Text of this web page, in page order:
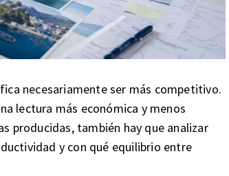
necesariamente ser más competitivo.
lectura más económica y menos
producidas, también hay que analizar
y con qué equilibrio entre